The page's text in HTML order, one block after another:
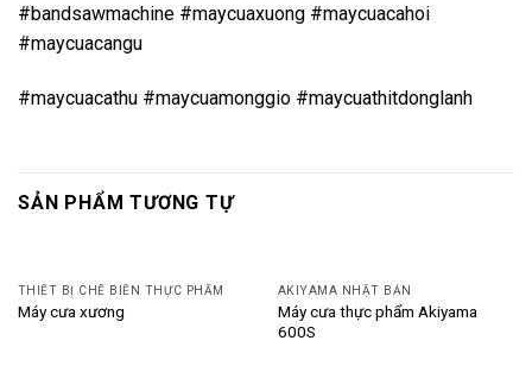
#bandsawmachine #maycuaxuong #maycuacahoi
#maycuacangu
#maycuacathu #maycuamonggio #maycuathitdonglanh
SẢN PHẨM TƯƠNG TỰ
THIẾT BỊ CHẾ BIẾN THỰC PHẨM
Máy cưa xương
AKIYAMA NHẬT BẢN
Máy cưa thực phẩm Akiyama
600S